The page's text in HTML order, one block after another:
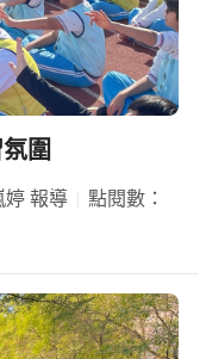
圍
婷 報導
點閱數：